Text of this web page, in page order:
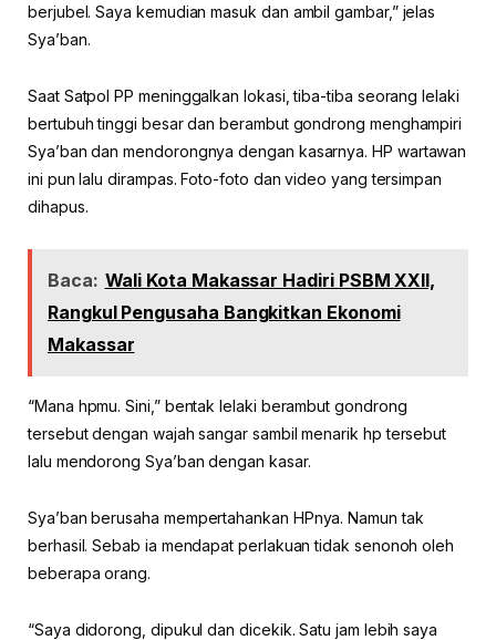
berjubel. Saya kemudian masuk dan ambil gambar,” jelas
Sya’ban.
Saat Satpol PP meninggalkan lokasi, tiba-tiba seorang lelaki
bertubuh tinggi besar dan berambut gondrong menghampiri
Sya’ban dan mendorongnya dengan kasarnya. HP wartawan
ini pun lalu dirampas. Foto-foto dan video yang tersimpan
dihapus.
Baca: Wali Kota Makassar Hadiri PSBM XXII,
Rangkul Pengusaha Bangkitkan Ekonomi
Makassar
“Mana hpmu. Sini,” bentak lelaki berambut gondrong
tersebut dengan wajah sangar sambil menarik hp tersebut
lalu mendorong Sya’ban dengan kasar.
Sya’ban berusaha mempertahankan HPnya. Namun tak
berhasil. Sebab ia mendapat perlakuan tidak senonoh oleh
beberapa orang.
“Saya didorong, dipukul dan dicekik. Satu jam lebih saya